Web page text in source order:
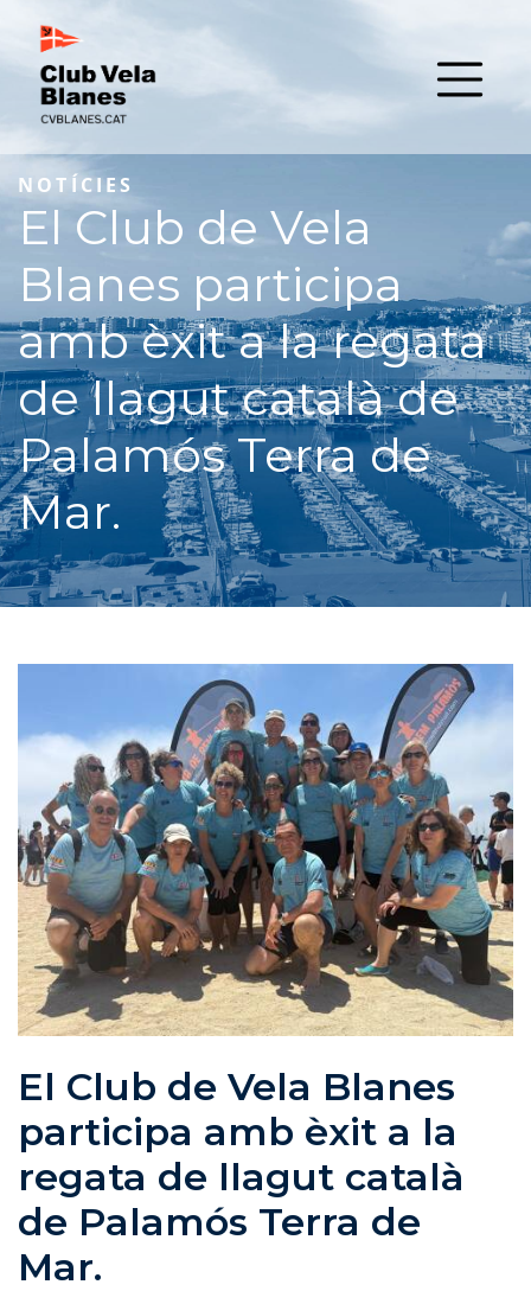
NOTÍCIES
El Club de Vela
Blanes participa
amb èxit a la regata
de llagut català de
Palamós Terra de
Mar.
El Club de Vela Blanes
participa amb èxit a la
regata de llagut català
de Palamós Terra de
Mar.